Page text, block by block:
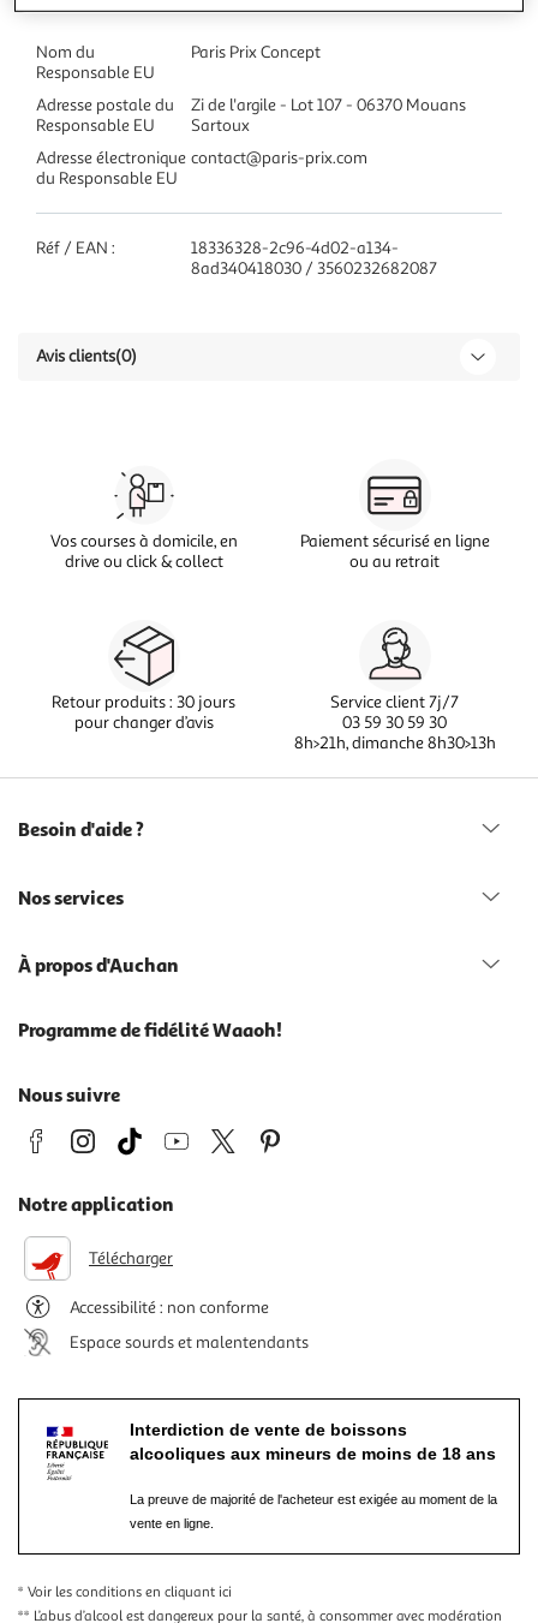
Nom du
Responsable EU
Paris Prix Concept
Adresse postale du
Responsable EU
Zi de l'argile - Lot 107 - 06370 Mouans
Sartoux
Adresse électronique
du Responsable EU
contact@paris-prix.com
Réf / EAN :
18336328-2c96-4d02-a134-
8ad340418030 / 3560232682087
Avis clients(0)
Vos courses à domicile, en
drive ou click & collect
Paiement sécurisé en ligne
ou au retrait
Retour produits : 30 jours
pour changer d’avis
Service client 7j/7
03 59 30 59 30
8h>21h, dimanche 8h30>13h
Besoin d'aide ?
Nos services
À propos d'Auchan
Programme de fidélité Waaoh!
Nous suivre
Notre application
Télécharger
Accessibilité : non conforme
Espace sourds et malentendants
Interdiction de vente de boissons
alcooliques aux mineurs de moins de 18 ans
La preuve de majorité de l'acheteur est exigée au moment de la
vente en ligne.
* Voir les conditions en cliquant ici
** L’abus d’alcool est dangereux pour la santé, à consommer avec modération